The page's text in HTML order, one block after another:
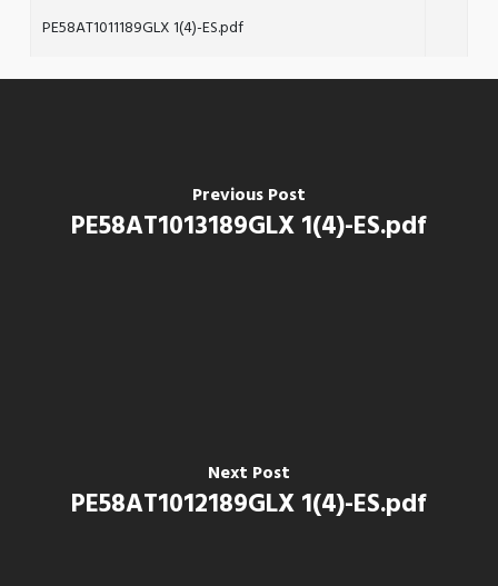
PE58AT1011189GLX 1(4)-ES.pdf
Previous Post
PE58AT1013189GLX 1(4)-ES.pdf
Next Post
PE58AT1012189GLX 1(4)-ES.pdf